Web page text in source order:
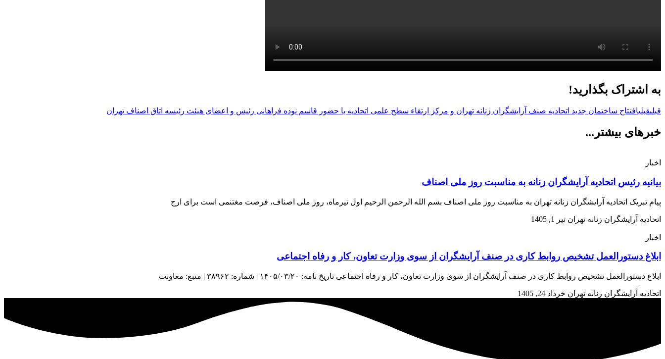
به اشتراک بگذارید!
قبلیقبلیافتتاح ساختمان جدید اتحادیه صنف آرایشگران زنانه تهران و مرکز ارتقاء سطح علمی اتحادیه با حضور قاسم نوده فراهانی رئیس و اعضای هیئت رئیسه اتاق اصناف تهران
خبرهای بیشتر...
اخبار
بیانیه رئیس اتحادیه آرایشگران زنانه به مناسبت روز ملی اصناف
پیام تبریک اتحادیه آرایشگران زنانه تهران به مناسبت روز ملی اصناف بسم الله الرحمن الرحیم اول تیرماه، روز ملی اصناف، فرصت مغتنمی است برای ارج
اتحادیه آرایشگران زنانه تهران تیر 1, 1405
اخبار
ابلاغ دستورالعمل تشخیص روابط کاری در صنف آرایشگران از سوی وزارت تعاون، کار و رفاه اجتماعی
ابلاغ دستورالعمل تشخیص روابط کاری در صنف آرایشگران از سوی وزارت تعاون، کار و رفاه اجتماعی تاریخ نامه: ۱۴۰۵/۰۳/۲۰ | شماره: ۳۸۹۶۲ | منبع: معاونت
اتحادیه آرایشگران زنانه تهران خرداد 24, 1405